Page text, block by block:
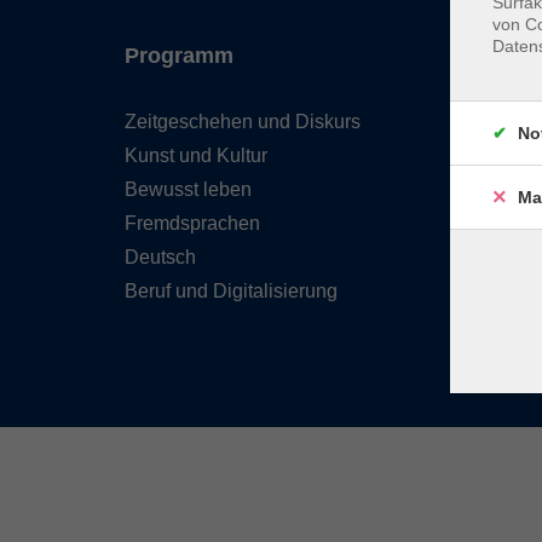
Programm
Zeitgeschehen und Diskurs
Kunst und Kultur
Bewusst leben
Fremdsprachen
Deutsch
Beruf und Digitalisierung
von